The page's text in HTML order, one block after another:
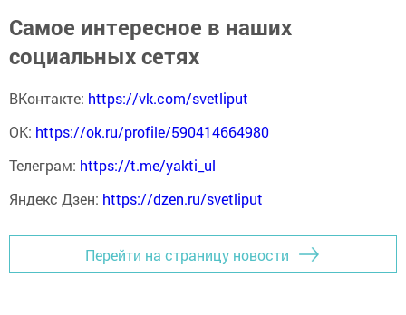
Самое интересное в наших
социальных сетях
ВКонтакте: https://vk.com/svetliput
ОК: https://ok.ru/profile/590414664980
Телеграм: https://t.me/yakti_ul
Яндекс Дзен: https://dzen.ru/svetliput
Перейти на страницу новости